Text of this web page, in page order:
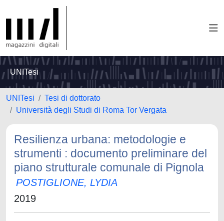
UNITesi
UNITesi
Tesi di dottorato
Università degli Studi di Roma Tor Vergata
Resilienza urbana: metodologie e
strumenti : documento preliminare del
piano strutturale comunale di Pignola
POSTIGLIONE, LYDIA
2019